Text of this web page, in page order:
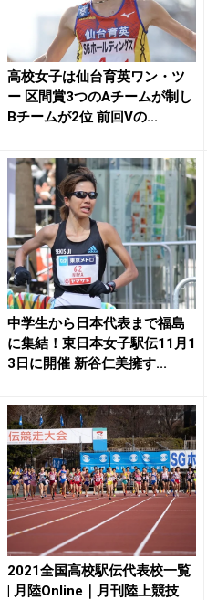
高校女子は仙台育英ワン・ツ
ー 区間賞3つのAチームが制し
Bチームが2位 前回Vの...
中学生から日本代表まで福島
に集結！東日本女子駅伝11月1
3日に開催 新谷仁美擁す...
2021全国高校駅伝代表校一覧
| 月陸Online｜月刊陸上競技